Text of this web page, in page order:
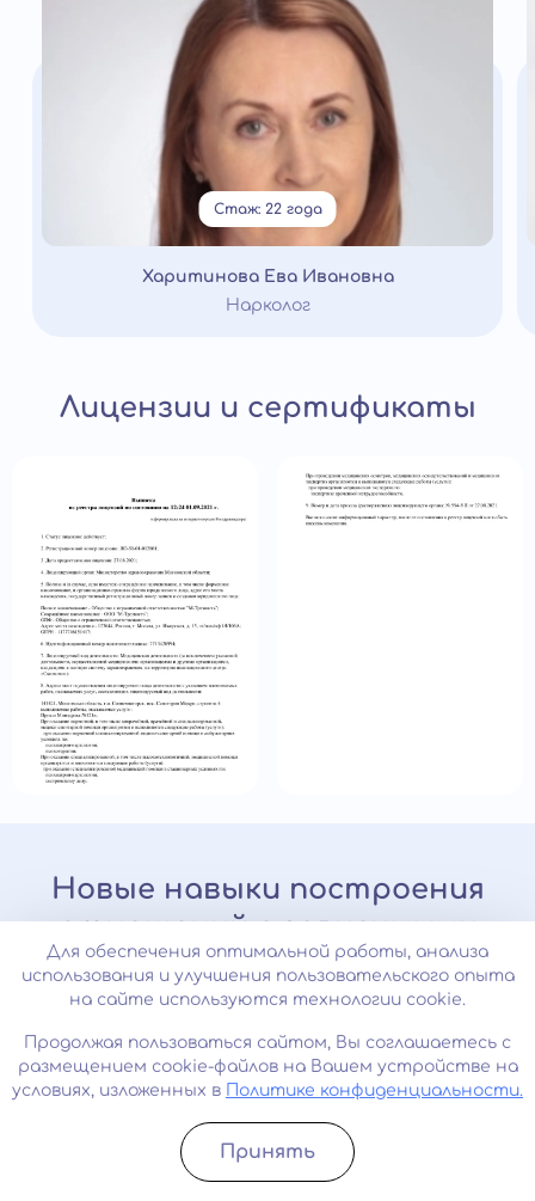
Стаж: 22 года
Харитинова Ева Ивановна
Нарколог
Лицензии и сертификаты
Новые навыки построения
отношений с зависимыми
За 10 занятий измените жизнь к
лучшему
«Время перемен»
Данный курс подойдет людям, чьи близкие
оказались во власти зависимости. Семьям,
ищущим решение в борьбе с зависимостью.
Записатьcя
Для обеспечения оптимальной работы, анализа
использования и улучшения пользовательского опыта
на сайте используются технологии cookie.
Продолжая пользоваться сайтом, Вы соглашаетесь с
размещением cookie-файлов на Вашем устройстве на
условиях, изложенных в
Политике конфиденциальности.
Принять